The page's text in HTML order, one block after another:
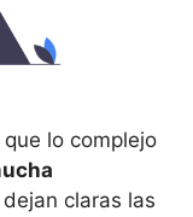
lo complejo
claras las